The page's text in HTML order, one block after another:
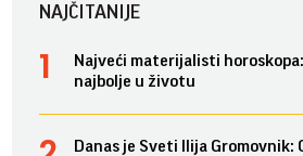
NAJČITANIJE
Najveći materijalisti
najbolje u životu
Danas je Sveti Ilija Gromovnik: